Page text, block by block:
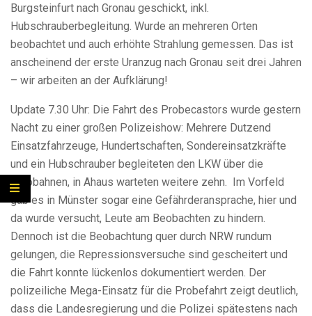
Burgsteinfurt nach Gronau geschickt, inkl.
Hubschrauberbegleitung. Wurde an mehreren Orten
beobachtet und auch erhöhte Strahlung gemessen. Das ist
anscheinend der erste Uranzug nach Gronau seit drei Jahren
– wir arbeiten an der Aufklärung!
Update 7.30 Uhr: Die Fahrt des Probecastors wurde gestern
Nacht zu einer großen Polizeishow: Mehrere Dutzend
Einsatzfahrzeuge, Hundertschaften, Sondereinsatzkräfte
und ein Hubschrauber begleiteten den LKW über die
Autobahnen, in Ahaus warteten weitere zehn. Im Vorfeld
gab es in Münster sogar eine Gefährderansprache, hier und
da wurde versucht, Leute am Beobachten zu hindern.
Dennoch ist die Beobachtung quer durch NRW rundum
gelungen, die Repressionsversuche sind gescheitert und
die Fahrt konnte lückenlos dokumentiert werden. Der
polizeiliche Mega-Einsatz für die Probefahrt zeigt deutlich,
dass die Landesregierung und die Polizei spätestens nach